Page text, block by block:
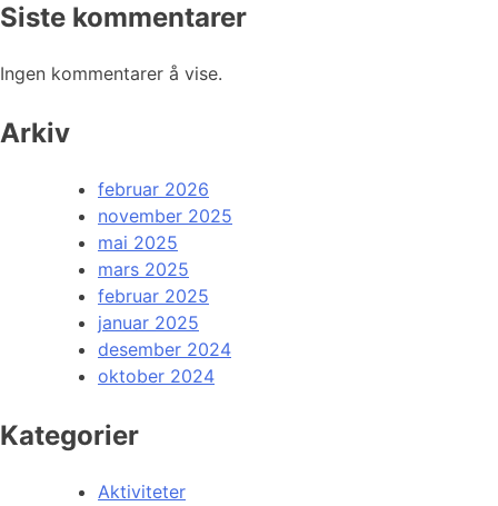
Siste kommentarer
Ingen kommentarer å vise.
Arkiv
februar 2026
november 2025
mai 2025
mars 2025
februar 2025
januar 2025
desember 2024
oktober 2024
Kategorier
Aktiviteter